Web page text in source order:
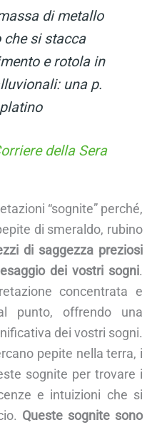
di metallo
che si stacca
e rotola in
una p.
della Sera
“sognite” perché,
di smeraldo, rubino
di saggezza preziosi
dei vostri sogni.
concentrata e
punto, offrendo una
dei vostri sogni.
pepite nella terra, i
sognite per trovare i
e intuizioni che si
Queste sognite sono